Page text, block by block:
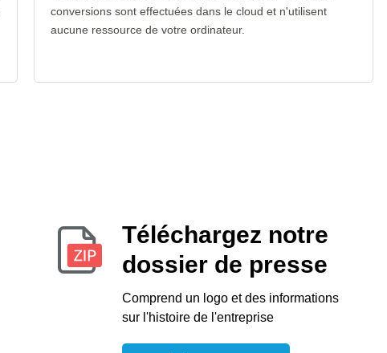
conversions sont effectuées dans le cloud et n'utilisent
aucune ressource de votre ordinateur.
Téléchargez notre
dossier de presse
Comprend un logo et des informations
sur l'histoire de l'entreprise